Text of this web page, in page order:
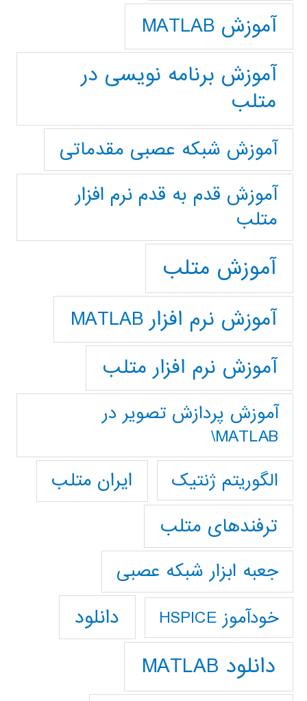
آموزش MATLAB
آموزش برنامه نویسی در
متلب
آموزش شبکه عصبی مقدماتی
آموزش قدم به قدم نرم افزار
متلب
آموزش متلب
آموزش نرم افزار MATLAB
آموزش نرم افزار متلب
آموزش پردازش تصوير در
MATLAB\
الگوریتم ژنتیک
ایران متلب
ترفندهای متلب
جعبه ابزار شبکه عصبی
خودآموز HSPICE دانلود
دانلود MATLAB